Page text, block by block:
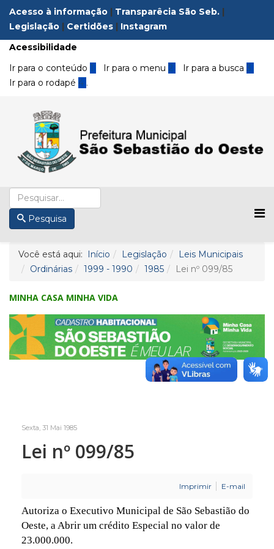
Acesso à informação | Transparêcia São Seb. |
Legislação | Certidões | Instagram
Acessibilidade
Ir para o conteúdo 1 Ir para o menu 2 Ir para a busca3
Ir para o rodapé 4 .
Pesquisa
Você está aqui: Início Legislação
Leis Municipais
Ordinárias
1999 - 1990 1985 Lei nº 099/85
MINHA CASA MINHA VIDA
Sexta, 31 Mai 1985
Lei nº 099/85
Imprimir E-mail
Autoriza o Executivo Municipal de São Sebastião do
Oeste, a Abrir um crédito Especial no valor de
23.000.000.